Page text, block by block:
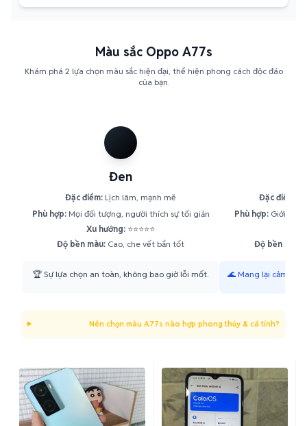
Màu sắc Oppo A77s
Khám phá 2 lựa chọn màu sắc hiện đại, thể hiện phong cách độc đáo
của bạn.
Đen
Đặc điểm: Lịch lãm, mạnh mẽ
Phù hợp:Mọi đối tượng, người thích sự tối giản
Xu hướng: ⭐⭐⭐⭐⭐
Độ bền màu: Cao, che vết bẩn tốt
🏆 Sự lựa chọn an toàn, không bao giờ lỗi mốt.
Đặc điểm:
Phù hợp: Giới trẻ,
Độ bền màu:
🌊 Mang lại cảm
Nên chọn màu A77s nào hợp phong thủy & cá tính?